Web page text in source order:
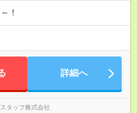
！
詳細へ
タッフ株式会社